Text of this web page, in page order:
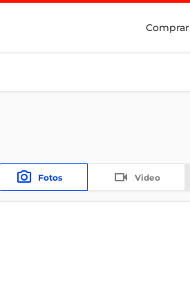
Comprar
Fotos Video